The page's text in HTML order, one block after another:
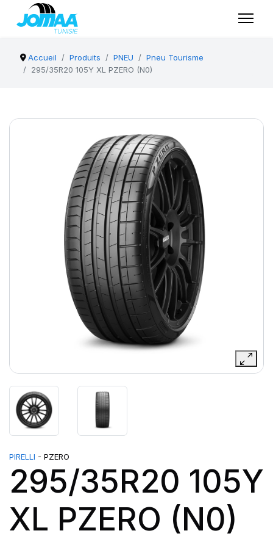
Accueil Produits PNEU
Pneu Tourisme
295/35R20 105Y XL PZERO (N0)
PIRELLI - PZERO
295/35R20 105Y
XL PZERO (N0)